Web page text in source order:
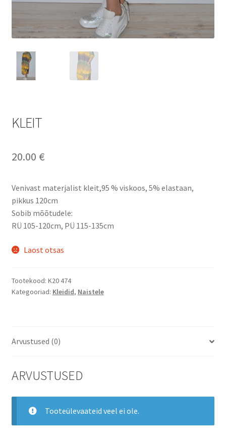
KLEIT
20.00 €
Venivast materjalist kleit,95 % viskoos, 5% elastaan,
pikkus 120cm
Sobib mõõtudele:
RÜ 105-120cm, PÜ 115-135cm
Laost otsas
Tootekood: K20 474
Kategooriad: Kleidid, Naistele
Arvustused (0)
ARVUSTUSED
Tooteülevaateid veel ei ole.